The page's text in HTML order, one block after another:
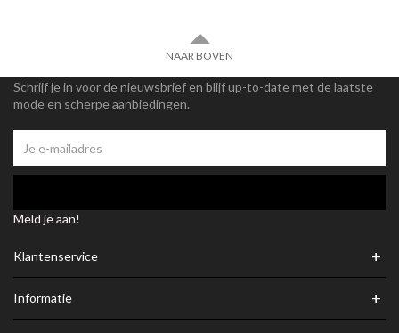
NAAR BOVEN
Schrijf je in voor de nieuwsbrief en blijf up-to-date met de laatste
mode en scherpe aanbiedingen.
Meld je aan!
Klantenservice +
Informatie +